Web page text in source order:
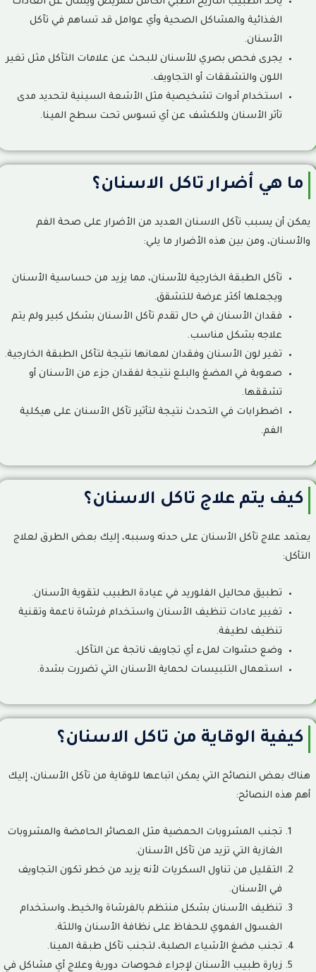
الغذائية والمشاكل الصحية وأي عوامل قد تساهم في تآكل
الأسنان.
يجرى فحص بصري للأسنان للبحث عن علامات التآكل مثل تغير
اللون والتشققات أو التجاويف.
استخدام أدوات تشخيصية مثل الأشعة السينية لتحديد مدى
تأثر الأسنان وللكشف عن أي تسوس تحت سطح المينا.
ما هي أضرار تاكل الاسنان؟
يمكن أن يسبب تآكل الاسنان العديد من الأضرار على صحة الفم
والأسنان، ومن بين هذه الأضرار ما يلي:
تآكل الطبقة الخارجية للأسنان، مما يزيد من حساسية الأسنان
ويجعلها أكثر عرضة للتشقق.
فقدان الأسنان في حال تقدم تآكل الأسنان بشكل كبير ولم يتم
علاجه بشكل مناسب.
تغير لون الأسنان وفقدان لمعانها نتيجة لتآكل الطبقة الخارجية.
صعوبة في المضغ والبلع نتيجة لفقدان جزء من الأسنان أو
تشققها.
اضطرابات في التحدث نتيجة لتأثير تآكل الأسنان على هيكلية
الفم.
كيف يتم علاج تاكل الاسنان؟
يعتمد علاج تآكل الأسنان على حدته وسببه، إليك بعض الطرق لعلاج
التأكل:
تطبيق محاليل الفلوريد في عيادة الطبيب لتقوية الأسنان.
تغيير عادات تنظيف الأسنان واستخدام فرشاة ناعمة وتقنية
تنظيف لطيفة.
وضع حشوات لملء أي تجاويف ناتجة عن التآكل.
استعمال التلبيسات لحماية الأسنان التي تضررت بشدة.
كيفية الوقاية من تاكل الاسنان؟
هناك بعض النصائح التي يمكن اتباعها للوقاية من تآكل الأسنان، إليك
أهم هذه النصائح:
تجنب المشروبات الحمضية مثل العصائر الحامضة والمشروبات
الغازية التي تزيد من تآكل الأسنان.
التقليل من تناول السكريات لأنه يزيد من خطر تكون التجاويف
في الأسنان.
تنظيف الأسنان بشكل منتظم بالفرشاة والخيط، واستخدام
الغسول الفموي للحفاظ على نظافة الأسنان واللثة.
تجنب مضغ الأشياء الصلبة، لتجنب تآكل طبقة المينا.
زيارة طبيب الأسنان لإجراء فحوصات دورية وعلاج أي مشاكل في